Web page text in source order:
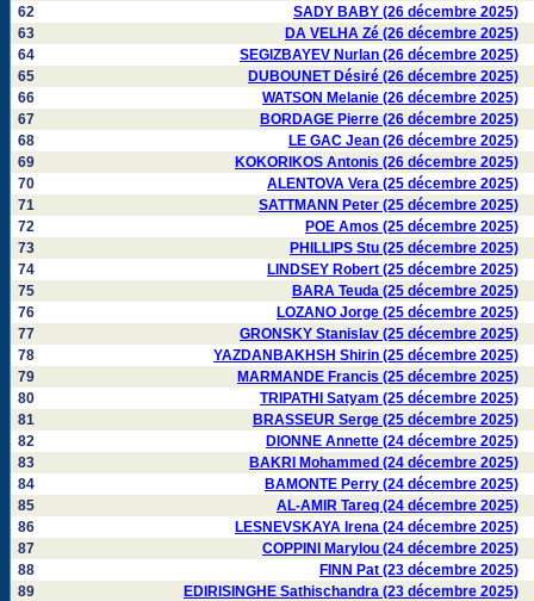
62
SADY BABY (26 décembre 2025)
63
DA VELHA Zé (26 décembre 2025)
64
SEGIZBAYEV Nurlan (26 décembre 2025)
65
DUBOUNET Désiré (26 décembre 2025)
66
WATSON Melanie (26 décembre 2025)
67
BORDAGE Pierre (26 décembre 2025)
68
LE GAC Jean (26 décembre 2025)
69
KOKORIKOS Antonis (26 décembre 2025)
70
ALENTOVA Vera (25 décembre 2025)
71
SATTMANN Peter (25 décembre 2025)
72
POE Amos (25 décembre 2025)
73
PHILLIPS Stu (25 décembre 2025)
74
LINDSEY Robert (25 décembre 2025)
75
BARA Teuda (25 décembre 2025)
76
LOZANO Jorge (25 décembre 2025)
77
GRONSKY Stanislav (25 décembre 2025)
78
YAZDANBAKHSH Shirin (25 décembre 2025)
79
MARMANDE Francis (25 décembre 2025)
80
TRIPATHI Satyam (25 décembre 2025)
81
BRASSEUR Serge (25 décembre 2025)
82
DIONNE Annette (24 décembre 2025)
83
BAKRI Mohammed (24 décembre 2025)
84
BAMONTE Perry (24 décembre 2025)
85
AL-AMIR Tareq (24 décembre 2025)
86
LESNEVSKAYA Irena (24 décembre 2025)
87
COPPINI Marylou (24 décembre 2025)
88
FINN Pat (23 décembre 2025)
89
EDIRISINGHE Sathischandra (23 décembre 2025)